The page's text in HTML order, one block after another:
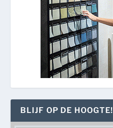
BLIJF OP DE HOOGTE!